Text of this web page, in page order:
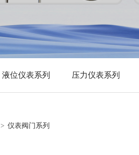
液位仪表系列 压力仪表系列
> 仪表阀门系列